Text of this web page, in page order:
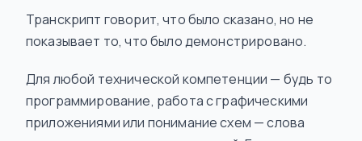
Транскрипт говорит, что было сказано, но не
показывает то, что былодемонстрировано.
Для любой технической компетенции — будь то
программирование, работа с графическими
приложениями или понимание схем — слова